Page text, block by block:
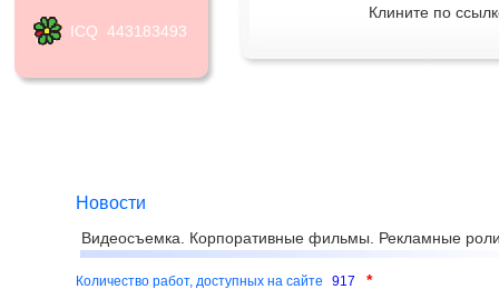
ICQ 443183493
Клините по
Новости
Видеосъемка. Корпоративные фильмы. Рекламные
Количество работ, доступных на сайте 917 *